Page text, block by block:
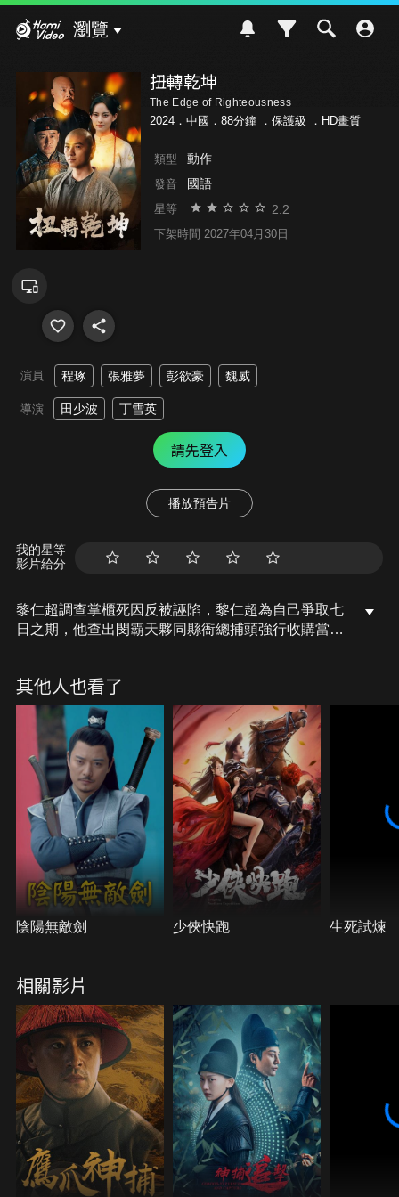
瀏覽
扭轉乾坤
The Edge of Righteousness
2024．中國．88分鐘 ． 保護級 ．HD畫質
類型 動作
發音 國語
星等 2.2
下架時間 2027年04月30日
演員 程琢 張雅夢 彭欲豪 魏威
導演 田少波 丁雪英
請先登入
播放預告片
我的星等
影片給分
黎仁超調查掌櫃死因反被誣陷，黎仁超為自己爭取七
日之期，他查出閔霸天夥同縣衙總捕頭強行收購當舖
其他人也看了
陰陽無敵劍 少俠快跑 生死試煉
相關影片